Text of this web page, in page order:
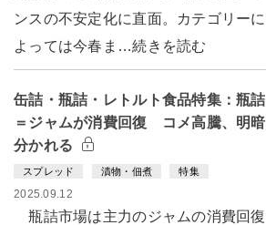
ンスの不安定化に直面。カテゴリーに
よっては今春ま…続きを読む
缶詰・瓶詰・レトルト食品特集：瓶詰
＝ジャムが消費回復 コメ高騰、明暗
分かれる
スプレッド 漬物・佃煮 特集
2025.09.12
瓶詰市場は主力のジャムの消費回復